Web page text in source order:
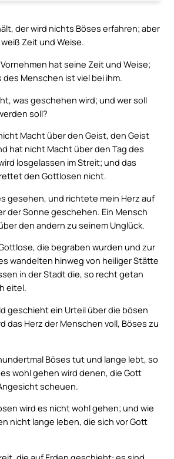
der wird nichts Böses erfahren; aber
Zeit und Weise.
hat seine Zeit und Weise;
Menschen ist viel bei ihm.
was geschehen wird; und wer soll
soll?
Macht über den Geist, den Geist
hat nicht Macht über den Tag des
losgelassen im Streit; und das
den Gottlosen nicht.
gesehen, und richtete mein Herz auf
der Sonne geschehen. Ein Mensch
den andern zu seinem Unglück.
die begraben wurden und zur
wandelten hinweg von heiliger Stätte
in der Stadt die, so recht getan
eitel.
geschieht ein Urteil über die bösen
das Herz der Menschen voll, Böses zu
Böses tut und lange lebt, so
wohl gehen wird denen, die Gott
scheuen.
wird es nicht wohl gehen; und wie
nicht lange leben, die sich vor Gott